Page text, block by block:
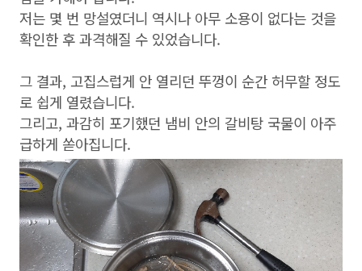
저는 몇 번 망설였더니 역시나 아무 소용이 없다는 것을
확인한 후 과격해질 수 있었습니다.
그 결과, 고집스럽게 안 열리던 뚜껑이 순간 허무할 정도
로 쉽게 열렸습니다.
그리고, 과감히 포기했던 냄비 안의 갈비탕 국물이 아주
급하게 쏟아집니다.